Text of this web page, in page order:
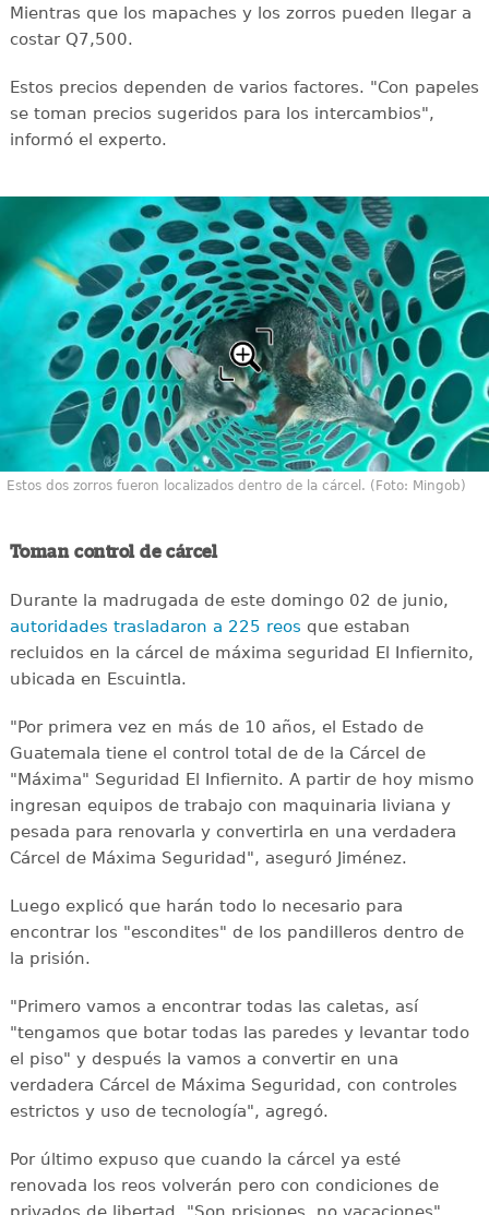
Mientras que los mapaches y los zorros pueden llegar a
costar Q7,500.
Estos precios dependen de varios factores. "Con papeles
se toman precios sugeridos para los intercambios",
informó el experto.
Estos dos zorros fueron localizados dentro de la cárcel. (Foto: Mingob)
Toman control de cárcel
Durante la madrugada de este domingo 02 de junio,
autoridades trasladaron a 225 reos que estaban
recluidos en la cárcel de máxima seguridad El Infiernito,
ubicada en Escuintla.
"Por primera vez en más de 10 años, el Estado de
Guatemala tiene el control total de de la Cárcel de
"Máxima" Seguridad El Infiernito. A partir de hoy mismo
ingresan equipos de trabajo con maquinaria liviana y
pesada para renovarla y convertirla en una verdadera
Cárcel de Máxima Seguridad", aseguró Jiménez.
Luego explicó que harán todo lo necesario para
encontrar los "escondites" de los pandilleros dentro de
la prisión.
"Primero vamos a encontrar todas las caletas, así
"tengamos que botar todas las paredes y levantar todo
el piso" y después la vamos a convertir en una
verdadera Cárcel de Máxima Seguridad, con controles
estrictos y uso de tecnología", agregó.
Por último expuso que cuando la cárcel ya esté
renovada los reos volverán pero con condiciones de